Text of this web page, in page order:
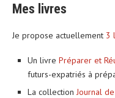
Mes livres
Je propose actuellement 3
Un livre Préparer et
futurs-expatriés à
La collection Journal